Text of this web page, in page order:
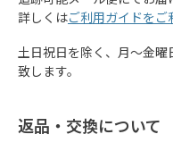
詳しくはご利用ガイドをご
土日祝日を除く、月～金
致します。
返品・交換について